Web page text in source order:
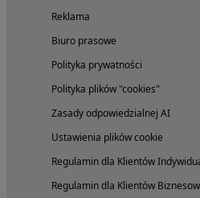
Reklama
Biuro prasowe
Polityka prywatności
Polityka plików "cookies"
Zasady odpowiedzialnej AI
Ustawienia plików cookie
Regulamin dla Klientów
Regulamin dla Klientów